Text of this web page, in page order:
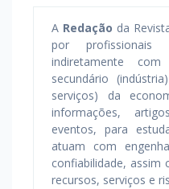
A Redação da
por
indiretamente
secundário
serviços) da
informações,
eventos, para
atuam com
confiabilidade,
recursos, serviços e